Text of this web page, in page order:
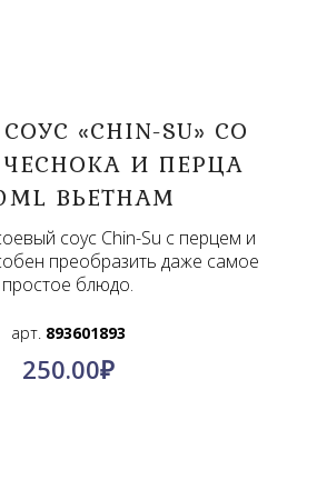
«CHIN-SU» СО
И ПЕРЦА
ВЬЕТНАМ
соус Chin-Su с перцем и
преобразить даже самое
простое блюдо.
арт. 893601893
250.00₽